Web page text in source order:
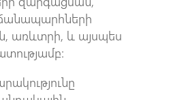
առևտրի, և այսպես